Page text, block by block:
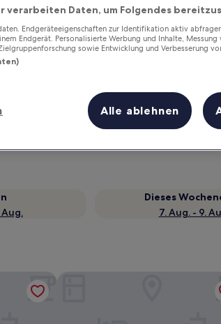
Verdiene Prämien für jede
Übernachtung
Aug.
Dieses
7. Aug. - 9.
Terrell
verarbeiten Daten, um Folgendes
Endgeräteeigenschaften zur Identifikation aktiv
Endgerät. Personalisierte Werbung und Inhalte, Messung
sowie Entwicklung und Verbesserung
Alle ablehnen